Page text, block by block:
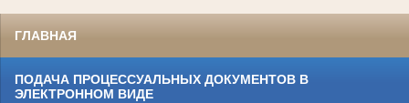
ГЛАВНАЯ
ПОДАЧА ПРОЦЕССУАЛЬНЫХ ДОКУМЕНТОВ В
ЭЛЕКТРОННОМ ВИДЕ